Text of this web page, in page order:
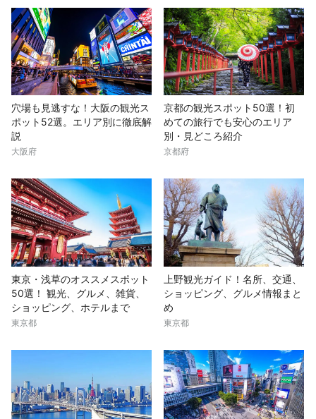
穴場も見逃すな！大阪の観光ス
ポット52選。エリア別に徹底解
説
大阪府
京都の観光スポット50選！初
めての旅行でも安心のエリア
別・見どころ紹介
京都府
東京・浅草のオススメスポット
50選！ 観光、グルメ、雑貨、
ショッピング、ホテルまで
東京都
上野観光ガイド！名所、交通、
ショッピング、グルメ情報まと
め
東京都